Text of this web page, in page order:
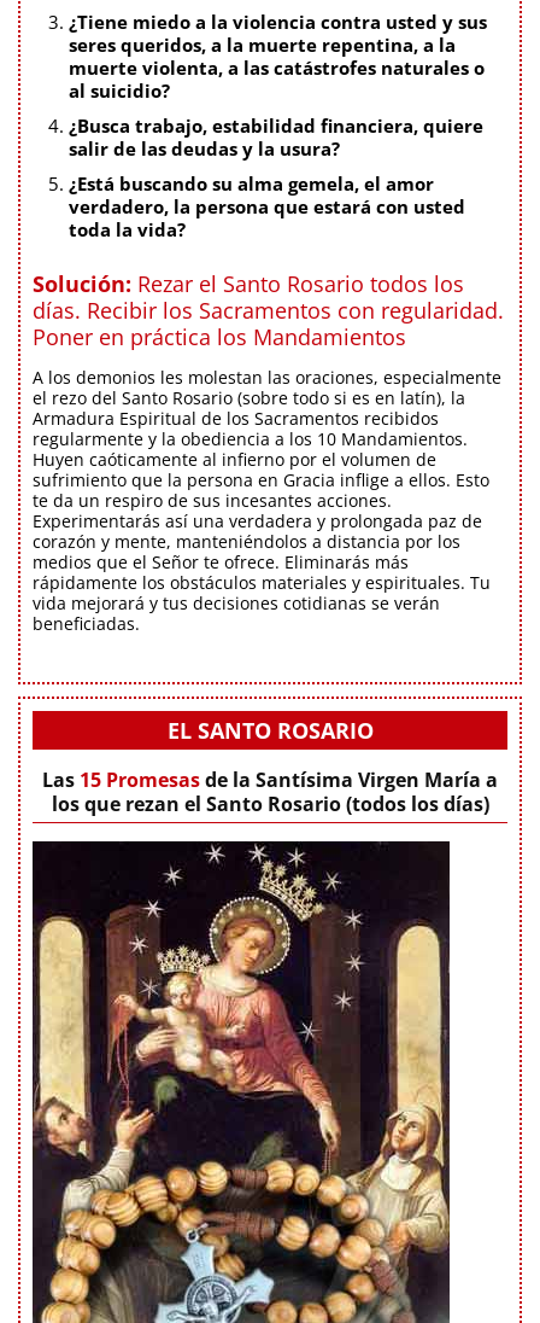
¿Tiene miedo a la violencia contra usted y sus
seres queridos, a la muerte repentina, a la
muerte violenta, a las catástrofes naturales o
al suicidio?
¿Busca trabajo, estabilidad financiera, quiere
salir de las deudas y la usura?
¿Está buscando su alma gemela, el amor
verdadero, la persona que estará con usted
toda la vida?
Solución: Rezar el Santo Rosario todos los
días. Recibir los Sacramentos con regularidad.
Poner en práctica los Mandamientos
A los demonios les molestan las oraciones, especialmente
el rezo del Santo Rosario (sobre todo si es en latín), la
Armadura Espiritual de los Sacramentos recibidos
regularmente y la obediencia a los 10 Mandamientos.
Huyen caóticamente al infierno por el volumen de
sufrimiento que la persona en Gracia inflige a ellos. Esto
te da un respiro de sus incesantes acciones.
Experimentarás así una verdadera y prolongada paz de
corazón y mente, manteniéndolos a distancia por los
medios que el Señor te ofrece. Eliminarás más
rápidamente los obstáculos materiales y espirituales. Tu
vida mejorará y tus decisiones cotidianas se verán
beneficiadas.
EL SANTO ROSARIO
Las 15 Promesasde la Santísima Virgen María a
los que rezan el Santo Rosario (todos los días)